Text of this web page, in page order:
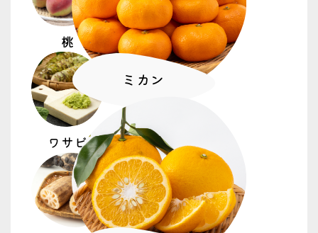
2026.06.29
プレスリリース
７／６ ホオズキ鮮やか！お盆セット出荷
ピーク
2026.06.26
トピックス
バラ目揃え会 品質基準を共有
桃
ワサビ
ミカン